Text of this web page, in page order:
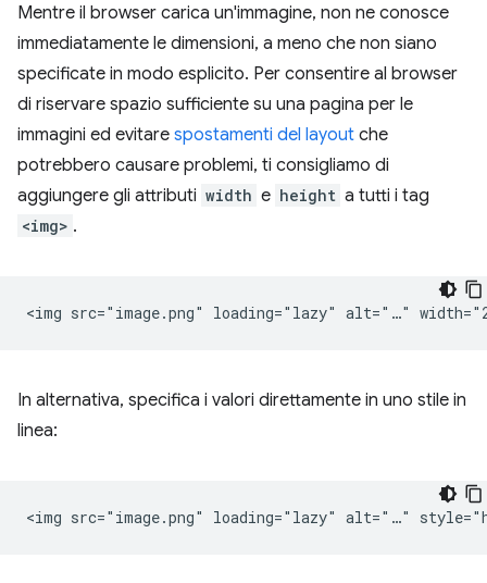
Mentre il browser carica un'immagine, non ne conosce
immediatamente le dimensioni, a meno che non siano
specificate in modo esplicito. Per consentire al browser
di riservare spazio sufficiente su una pagina per le
immagini ed evitare spostamenti del layout che
potrebbero causare problemi, ti consigliamo di
aggiungere gli attributi width e height a tutti i tag
<img> .
In alternativa, specifica i valori direttamente in uno stile in
linea: